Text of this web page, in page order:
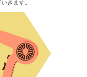
きます。